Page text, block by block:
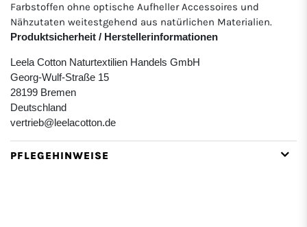
Farbstoffen ohne optische Aufheller Accessoires und
Nähzutaten weitestgehend aus natürlichen Materialien.
Produktsicherheit / Herstellerinformationen
Leela Cotton Naturtextilien Handels GmbH
Georg-Wulf-Straße 15
28199 Bremen
Deutschland
vertrieb@leelacotton.de
PFLEGEHINWEISE